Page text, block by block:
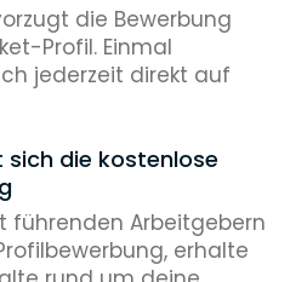
die Bewerbung
Profil. Einmal
jederzeit direkt auf
sich die kostenlose
führenden Arbeitgebern
erhalte